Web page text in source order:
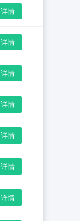
详情
详情
详情
详情
详情
详情
详情